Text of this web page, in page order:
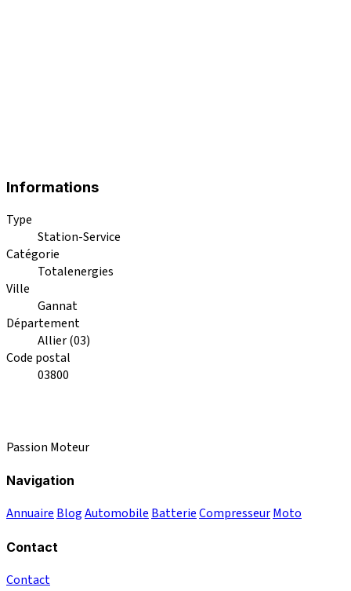
Informations
Type
Station-Service
Catégorie
Totalenergies
Ville
Gannat
Département
Allier (03)
Code postal
03800
Passion Moteur
Navigation
Annuaire BlogAutomobile BatterieCompresseurMoto
Contact
Contact